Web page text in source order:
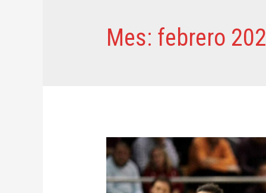
Mes: febrero